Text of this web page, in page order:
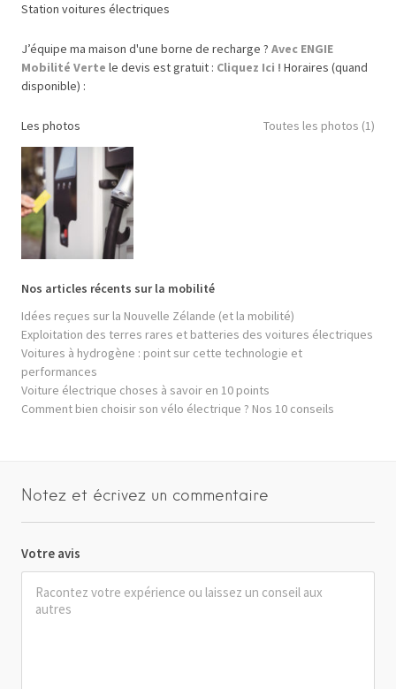
Station voitures électriques
J’équipe ma maison d'une borne de recharge ? Avec ENGIE
Mobilité Verte le devis est gratuit : Cliquez Ici ! Horaires (quand
disponible) :
Les photos Toutes les photos (1)
Nos articles récents sur la mobilité
Idées reçues sur la Nouvelle Zélande (et la mobilité)
Exploitation des terres rares et batteries des voitures électriques
Voitures à hydrogène : point sur cette technologie et
performances
Voiture électrique choses à savoir en 10 points
Comment bien choisir son vélo électrique ? Nos 10 conseils
Notez et écrivez un commentaire
Votre avis